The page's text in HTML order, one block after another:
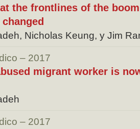
the frontlines of the
changed
Nicholas Keung, y Jim
– 2017
migrant worker is
– 2017